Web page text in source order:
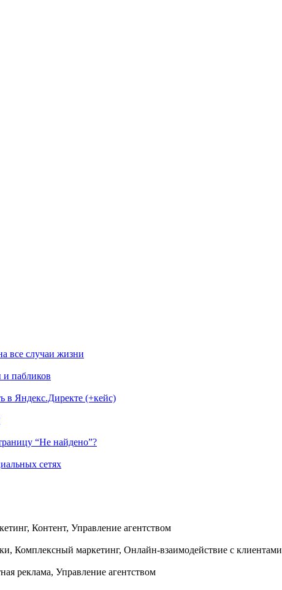
все случаи жизни
и пабликов
в Яндекс.Директе (+кейс)
“Не найдено”?
сетях
Контент, Управление агентством
Комплексный маркетинг, Онлайн-взаимодействие с клиентами
реклама, Управление агентством